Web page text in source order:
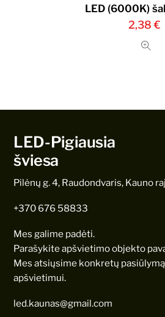
LED (6000K)
2,38€
LED-Pigiausia
šviesa
Pilėnų g. 4, Raudondvaris, Kauno
+370 676 58833
Mes galime padėti.
Parašykite apšvietimo objekto
Mes atsiųsime konkretų
apšvietimui.
led.kaunas@gmail.com